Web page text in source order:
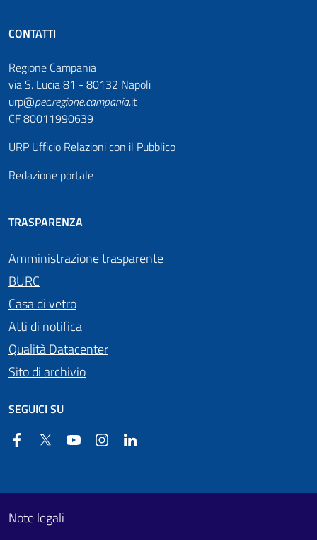
CONTATTI
Regione Campania
via S. Lucia 81 - 80132 Napoli
urp@pec.regione.campania.it
CF 80011990639
URP Ufficio Relazioni con il Pubblico
Redazione portale
TRASPARENZA
Amministrazione trasparente
BURC
Casa di vetro
Atti di notifica
Qualità Datacenter
Sito di archivio
SEGUICI SU
FacebookTwitter YouTube Instagram
Footer First
Useful links section
Note legali